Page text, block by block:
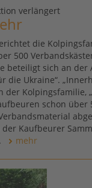
verlängert
die
500
beteiligt sich an der
die Ukraine“.
der Kolpingsfamilie,
schon über
Kaufbeurer
mehr